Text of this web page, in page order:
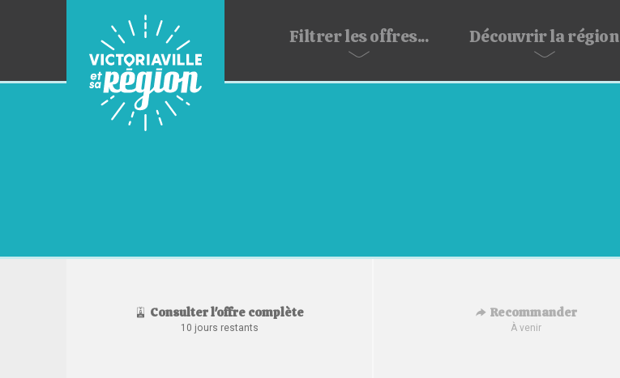
Filtrerles offres... Découvrirla région
Consulter l'offre complète
10 jours restants
Recommander
À venir